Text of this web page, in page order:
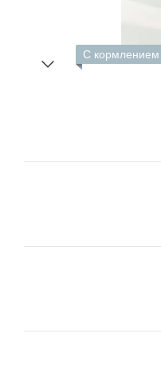
С кормлением